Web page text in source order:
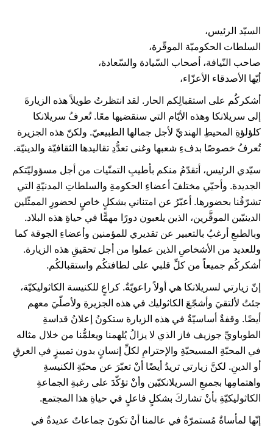
السيّد الرئيس،
السلطات الحكوميّة الموقّرة،
صاحب النّيافة، أصحاب السّيادة والسّعادة،
أيّها الأصدقاء الأعزّاء،
أشكركُم على استقبالِكم الحار. لقد انتظرتُ طويلاً هذه الزيارةَ
إلى سريلانكا وهذه الأيّام التي سنقضيها معًا. تُعرفُ سريلانكا
كلؤلؤةِ المحيطِ الهنديِّ لأجل جمالها الطبيعيّ. ولكنّ هذه الجزيرة
تُعرفُ خصوصًا بدفءِ شعبها وغنى تعدُّدِ تقاليدها الثقافيّة والدينيّة.
سيّدي الرئيس، أتقدّمُ منكم بأطيبِ التمنّيات من أجل مسؤوليّتكم
الجديدة. وأحيّي مختلفَ أعضاءِ الحكومةِ والسلطاتِ المدنيّةِ التي
تشرّفُنا بحضورها. أعبّرُ عن امتناني بشكلٍ خاصٍ لحضورِ الممثّلين
الدينيّين الموقَّرين، الذين يلعبون دورًا مهمًّا في حياةِ هذه البلاد.
وبالطبعِ أرغبُ بالتعبير عن تقديري للمؤمنين وأعضاءِ الجوقة كما
وللعديد من الأشخاصِ الذين عملوا من أجل تحقيقِ هذه الزيارة.
أشكركُم جميعاً من كلِّ قلبي على لطافتكُم واستقبالكُم.
إنّ زيارتي لسريلانكا هي أولاً راعويّةٌ. كراعٍ للكنيسة الكاثوليكيّة،
جئتُ لألتقيَ وأشجّعَ الكاثوليك في هذه الجزيرةِ ولأصلّيَ معهم
أيضًا. وقفةٌ أساسيّةٌ في هذه الزيارة ستكونُ إعلانُ قداسةِ
الطوباويِّ جوزيف فاز الذي لا يزالُ يُلهمنا ويعلمُّنا من خلال مثاله
في المحبّةِ المسيحيّةِ والإحترامِ لكلِّ إنسانٍ بدون تمييزٍ في العرقِ
أو الدينِ. لكنَّ زيارتي تريدُ أيضًا أنْ تعبّرَ عن محبّةِ الكنيسةِ
واهتمامِها بجميعِ السريلانكيّين وأنْ تؤكّدَ على رغبةِ الجماعةِ
الكاثوليكيّةِ بأنْ تشاركَ بشكلٍ فاعلٍ في حياةِ هذا المجتمع.
إنّها لمأساةٌ مُستمرّةٌ في عالمنا أنْ تكونَ جماعاتٌ عديدةٌ في